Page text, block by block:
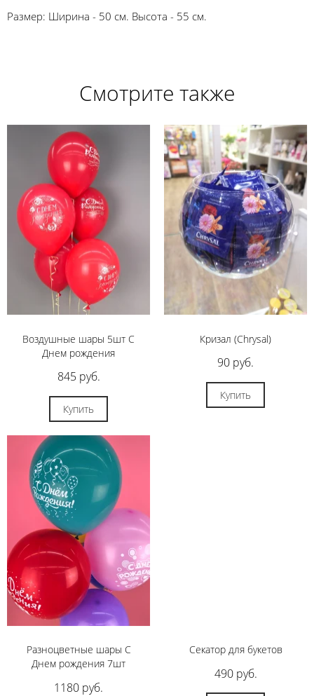
Размер: Ширина - 50 см. Высота - 55 см.
Смотрите также
Воздушные шары 5шт С
Днем рождения
845 руб.
Купить
Кризал (Chrysal)
90 руб.
Купить
Разноцветные шары С
Днем рождения 7шт
1180 руб.
Секатор для букетов
490 руб.